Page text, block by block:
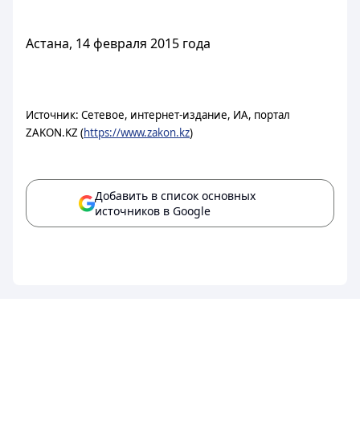
Астана, 14 февраля 2015 года
Источник: Сетевое, интернет-издание, ИА, портал
ZAKON.KZ (https://www.zakon.kz)
Добавить в список основных
источников в Google